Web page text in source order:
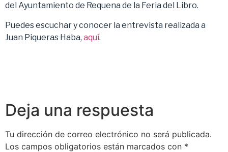
del Ayuntamiento de Requena de la Feria del Libro.
Puedes escuchar y conocer la entrevista realizada a
Juan Piqueras Haba, aquí.
Deja una respuesta
Tu dirección de correo electrónico no será publicada.
Los campos obligatorios están marcados con *